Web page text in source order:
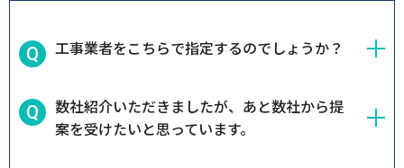
工事業者をこちらで指定するのでしょうか？
数社紹介いただきましたが、あと数社から提
案を受けたいと思っています。